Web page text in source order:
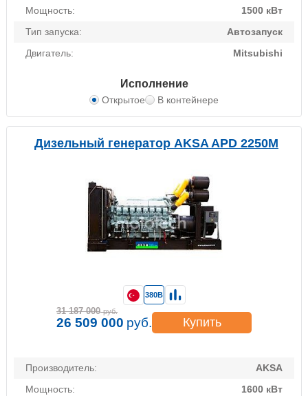
Мощность:
1500 кВт
Тип запуска:
Автозапуск
Двигатель:
Mitsubishi
Исполнение
Открытое В контейнере
Дизельный генератор AKSA APD 2250M
Производитель:
AKSA
Мощность:
1600 кВт
380В
31 187 000 руб.
26 509 000 руб. Купить